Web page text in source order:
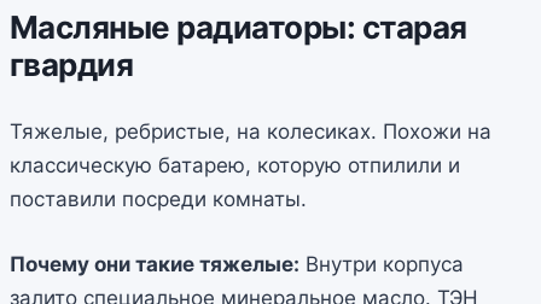
Масляные радиаторы: старая
гвардия
Тяжелые, ребристые, на колесиках. Похожи на
классическую батарею, которую отпилили и
поставили посреди комнаты.
Почему они такие тяжелые: Внутри корпуса
залито специальное минеральное масло. ТЭН